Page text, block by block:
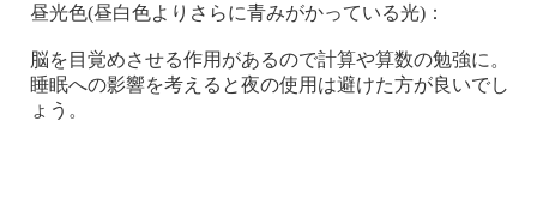
昼光色(昼白色よりさらに青みがかっている光)：
脳を目覚めさせる作用があるので計算や算数の勉強に。
睡眠への影響を考えると夜の使用は避けた方が良いでし
ょう。